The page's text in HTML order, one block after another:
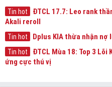
Tin hot
ĐTCL 17.7: Leo rank
Akali reroll
Tin hot Dplus KIA thừa nhận nợ
Tin hot
ĐTCL Mùa 18: Top 3 Lõi
ứng cực thú vị